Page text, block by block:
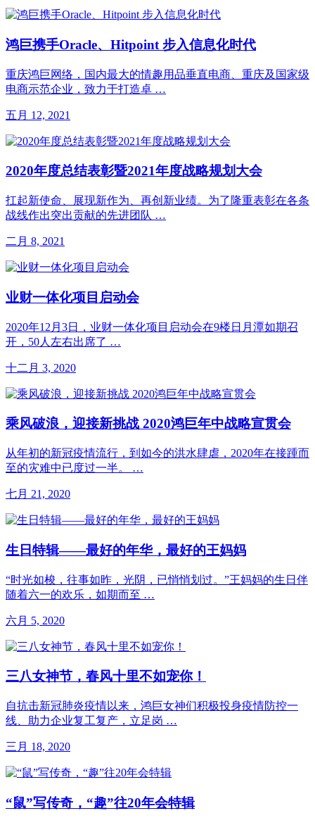
鸿巨携手Oracle、Hitpoint 步入信息化时代
重庆鸿巨网络，国内最大的情趣用品垂直电商、重庆及国家级
电商示范企业，致力于打造卓 …
五月 12, 2021
2020年度总结表彰暨2021年度战略规划大会
扛起新使命、展现新作为、再创新业绩。为了隆重表彰在各条
战线作出突出贡献的先进团队 …
二月 8, 2021
业财一体化项目启动会
2020年12月3日，业财一体化项目启动会在9楼日月潭如期召
开，50人左右出席了 …
十二月 3, 2020
乘风破浪，迎接新挑战 2020鸿巨年中战略宣贯会
从年初的新冠疫情流行，到如今的洪水肆虐，2020年在接踵而
至的灾难中已度过一半。 …
七月 21, 2020
生日特辑——最好的年华，最好的王妈妈
“时光如梭，往事如昨，光阴，已悄悄划过。”王妈妈的生日伴
随着六一的欢乐，如期而至 …
六月 5, 2020
三八女神节，春风十里不如宠你！
自抗击新冠肺炎疫情以来，鸿巨女神们积极投身疫情防控一
线、助力企业复工复产，立足岗 …
三月 18, 2020
“鼠”写传奇，“趣”往20年会特辑